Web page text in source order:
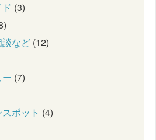
(3)
など (12)
(7)
ポット (4)